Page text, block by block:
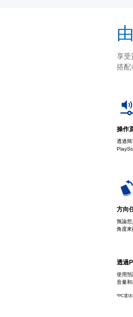
享受
搭配
操作
透過簡
方向
無論您
角度來
透過
使用預
音量和
*PC選項